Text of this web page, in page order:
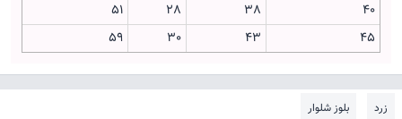
40
38
28
51
45
43
30
59
زرد بلوز شلوار